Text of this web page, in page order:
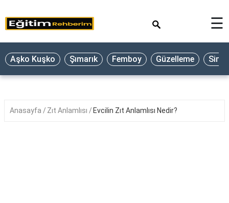
☰
Aşko Kuşko Şımarık Femboy Güzelleme
Anasayfa Zıt Anlamlısı Evcilin Zıt Anlamlısı Nedir?